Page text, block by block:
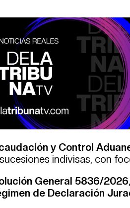
y Control
indivisas, con
General 5836/2026
de Declaración